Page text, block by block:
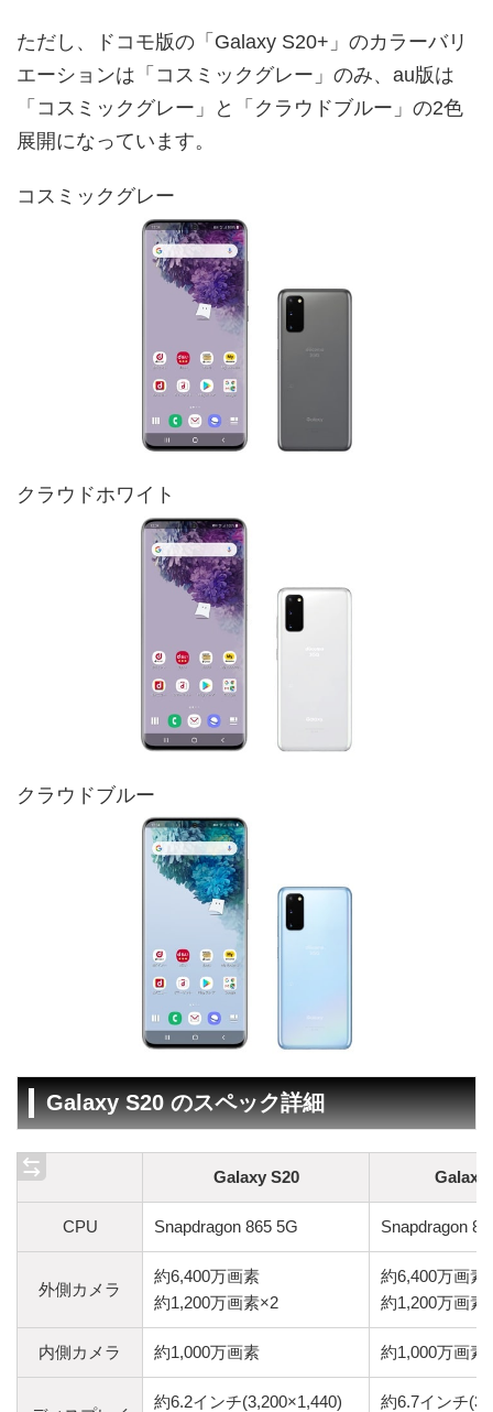
ただし、ドコモ版の「Galaxy S20+」のカラーバリ
エーションは「コスミックグレー」のみ、au版は
「コスミックグレー」と「クラウドブルー」の2色
展開になっています。
コスミックグレー
クラウドホワイト
クラウドブルー
Galaxy S20 のスペック詳細
Galaxy S20 Galaxy
CPU Snapdragon 865 5G Snapdragon
外側カメラ
約6,400万画素
約1,200万画素×2
約6,400万画素
約1,200万画素
内側カメラ 約1,000万画素 約1,000万画素
約6.2インチ(3,200×1,440) 約6.7インチ